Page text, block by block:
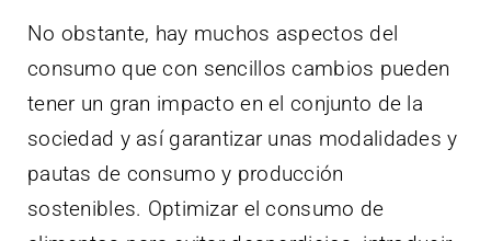
No obstante, hay muchos aspectos del
consumo que con sencillos cambios pueden
tener un gran impacto en el conjunto de la
sociedad y así garantizar unas modalidades y
pautas de consumo y producción
sostenibles. Optimizar el consumo de